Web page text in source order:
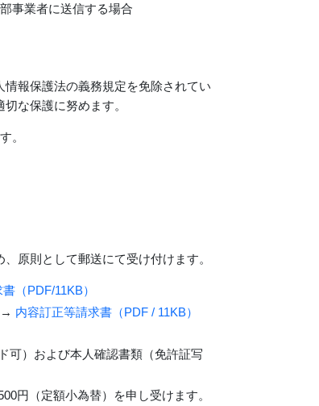
事業者に送信する場合
報保護法の義務規定を免除されてい
な保護に努めます。
。
原則として郵送にて受け付けます。
（PDF/11KB）
→ 内容訂正等請求書（PDF / 11KB）
可）および本人確認書類（免許証写
円（定額小為替）を申し受けます。